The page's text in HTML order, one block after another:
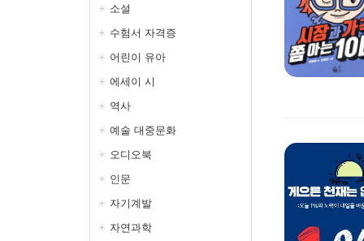
소설
수험서 자격증
어린이 유아
에세이 시
역사
예술 대중문화
오디오북
인문
자기계발
자연과학